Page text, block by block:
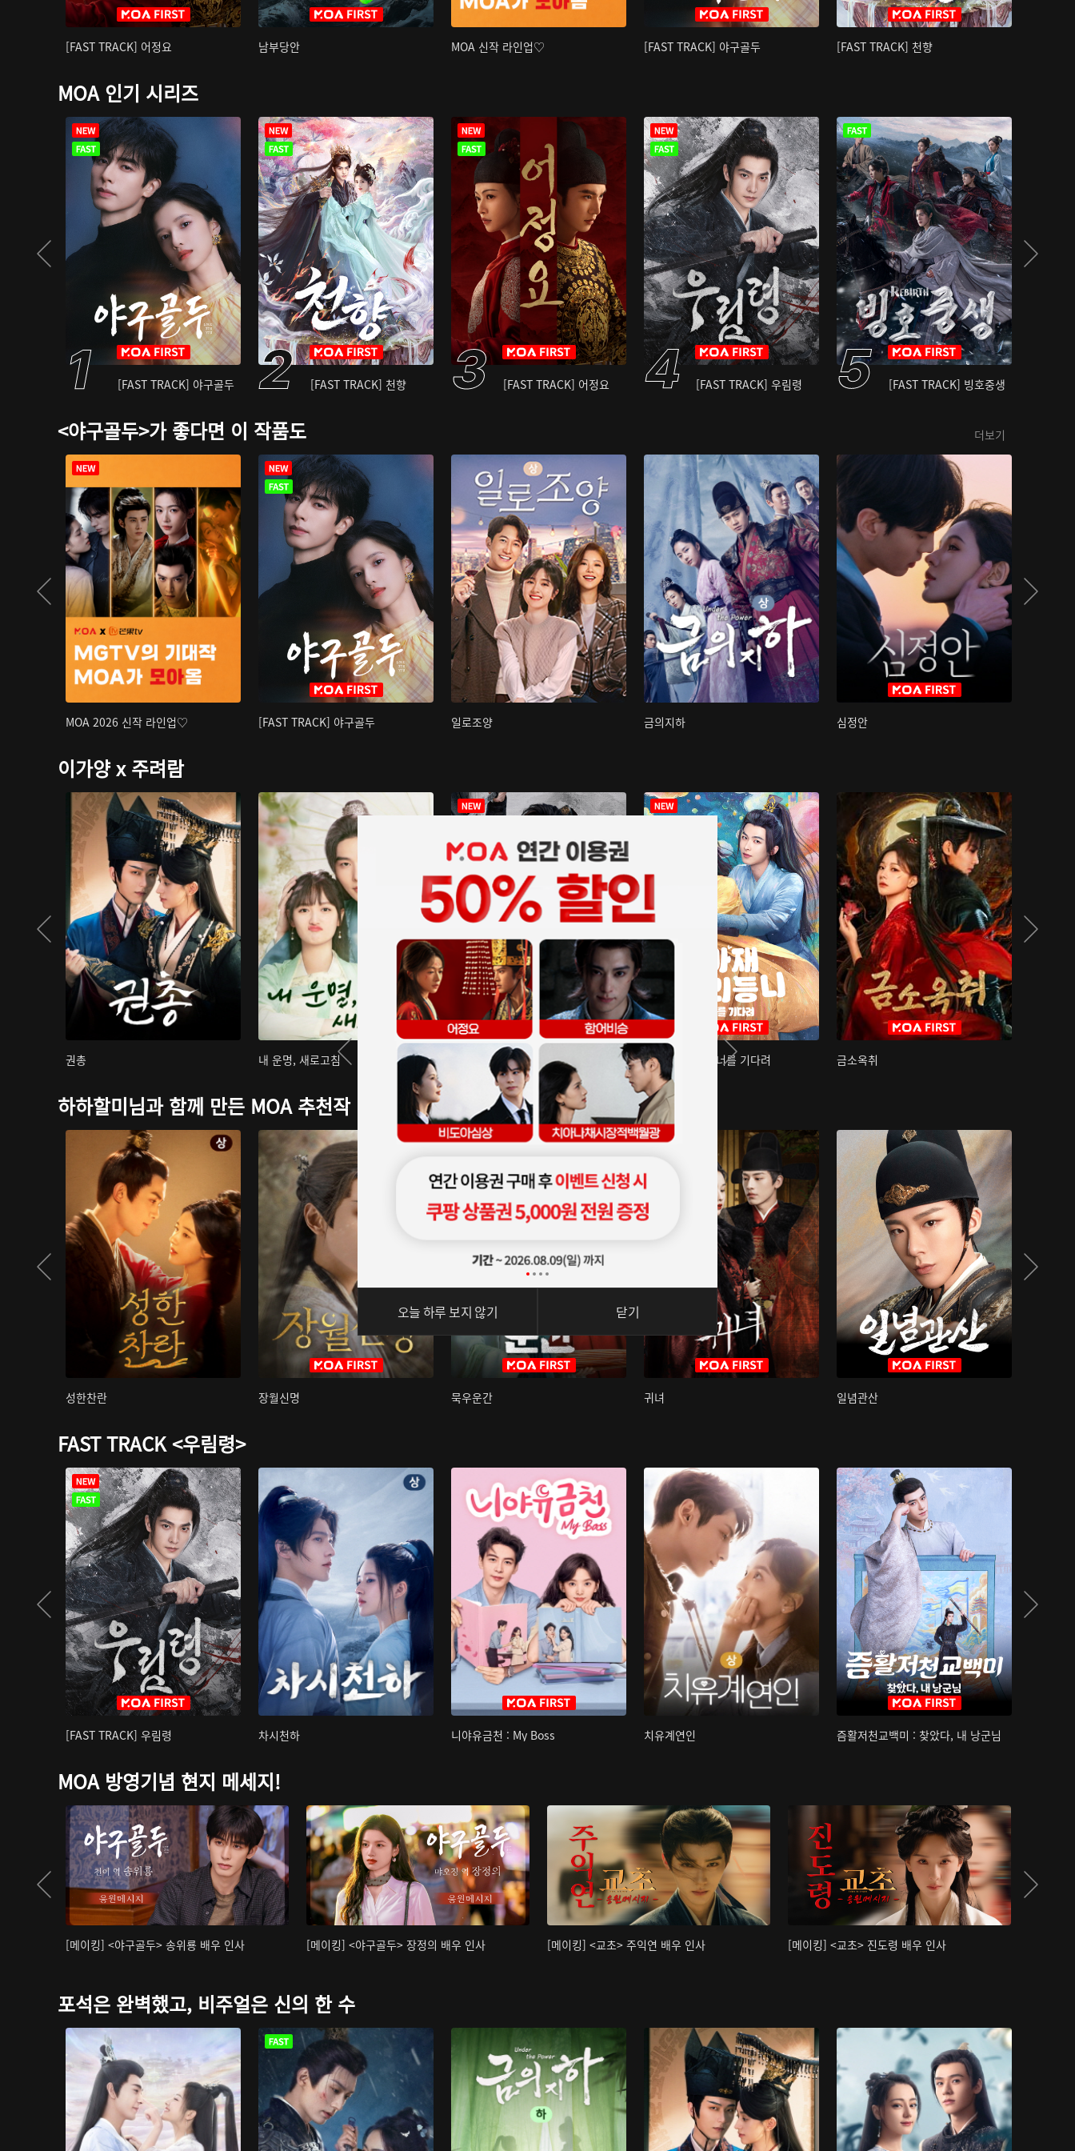
[FAST TRACK] 어정요 남부당안 MOA 신작 라인업♡ [FAST TRACK] 야구골두 [FAST TRACK] 천향
MOA 인기 시리즈
[FAST TRACK] 야구골두 [FAST TRACK] 천향 [FAST TRACK] 어정요 [FAST TRACK] 우림령 [FAST TRACK] 빙호중생
<야구골두>가 좋다면 이 작품도 더보기
MOA 2026 신작 라인업♡ [FAST TRACK] 야구골두 일로조양 금의지하 심정안
이가양 x 주려람
권총 내 운명, 새로고침 아재저리등니 : 너를 기다려 금소옥취
하하할미님과 함께 만든 MOA 추천작
성한찬란 장월신명 묵우운간 귀녀 일념관산
FAST TRACK <우림령>
[FAST TRACK] 우림령 차시천하 니야유금천 : My Boss 치유계연인 즘활저천교백미 : 찾았다, 내 낭군님
MOA 방영기념 현지 메세지!
[메이킹] <야구골두> 송위룡 배우 인사 [메이킹] <야구골두> 장정의 배우 인사 [메이킹] <교초> 주익연 배우 인사 [메이킹] <교초> 진도령 배우 인사
포석은 완벽했고, 비주얼은 신의 한 수
오늘 하루 보지 않기 닫기